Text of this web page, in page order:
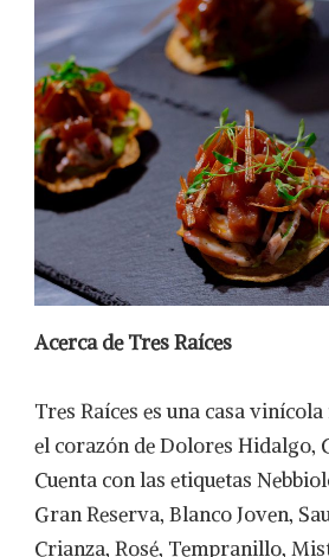
Acerca de Tres Raíces
Tres Raíces es una casa vinícola
el corazón de Dolores Hidalgo,
Cuenta con las etiquetas
Gran Reserva, Blanco Joven,
Crianza, Rosé, Tempranillo,